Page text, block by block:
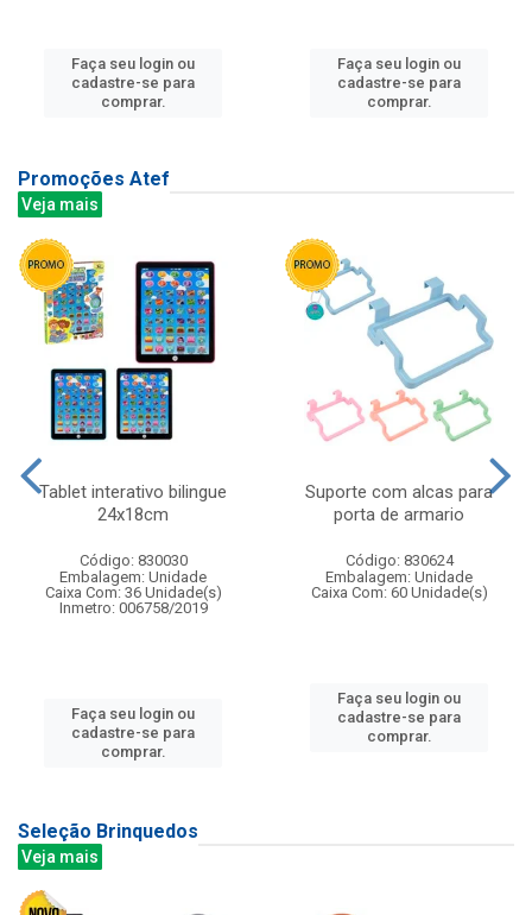
Faça seu login ou
cadastre-se para
comprar.
Faça seu login ou
cadastre-se para
comprar.
Promoções Atef
Veja mais
Tablet interativo bilingue
24x18cm
Código: 830030
Embalagem: Unidade
Caixa Com: 36 Unidade(s)
Inmetro: 006758/2019
Faça seu login ou
cadastre-se para
comprar.
Suporte com alcas para
porta de armario
Código: 830624
Embalagem: Unidade
Caixa Com: 60 Unidade(s)
Faça seu login ou
cadastre-se para
comprar.
Seleção Brinquedos
Veja mais